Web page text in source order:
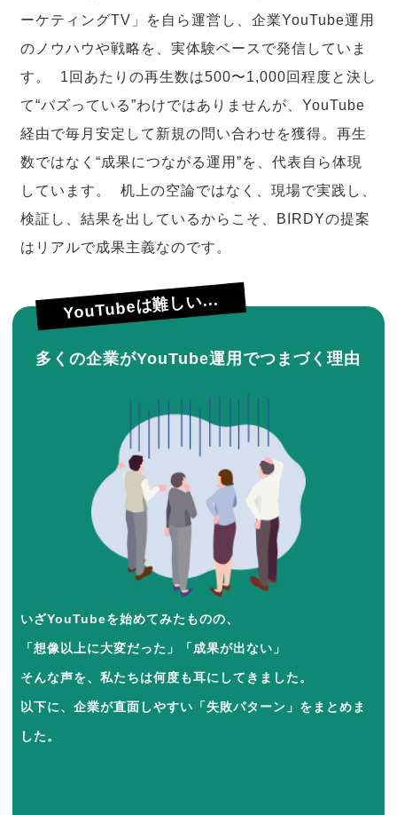
ーケティングTV」を自ら運営し、企業YouTube運用
のノウハウや戦略を、実体験ベースで発信していま
す。 1回あたりの再生数は500〜1,000回程度と決し
て“バズっている”わけではありませんが、YouTube
経由で毎月安定して新規の問い合わせを獲得。再生
数ではなく“成果につながる運用”を、代表自ら体現
しています。 机上の空論ではなく、現場で実践し、
検証し、結果を出しているからこそ、BIRDYの提案
はリアルで成果主義なのです。
YouTubeは難しい...
多くの企業がYouTube運用でつまづく理由
いざYouTubeを始めてみたものの、
「想像以上に大変だった」「成果が出ない」
そんな声を、私たちは何度も耳にしてきました。
以下に、企業が直面しやすい「失敗パターン」をまとめま
した。